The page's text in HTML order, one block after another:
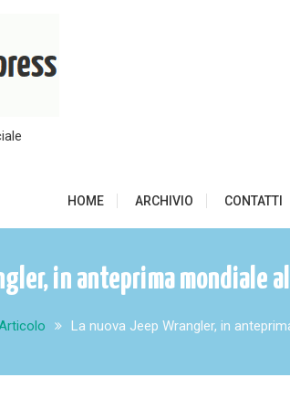
HOME ARCHIVIO CONTATTI
in anteprima mondiale
La nuova Jeep Wrangler, in